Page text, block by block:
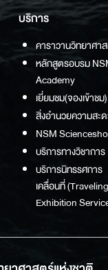
บริการ
คาราวานวิทยาศา
หลักสูตรอบรม
Academy
เยี่ยมชม(จองเข้าชม)
สิ่งอำนวยความสะ
NSM
บริการทางวิชาการ
บริการนิทรรศการ
เคลื่อนที่ (Traveling
Exhibition